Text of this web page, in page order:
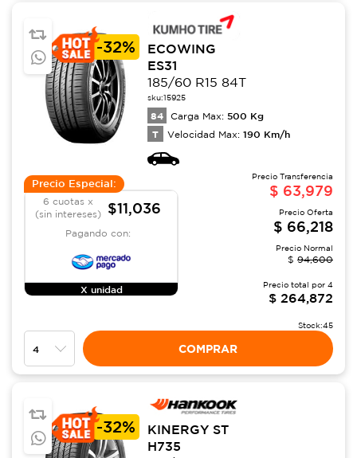
-32%
ECOWING
ES31
185/60 R15 84T
sku:15925
84 Carga Max: 500 Kg
T Velocidad Max: 190 Km/h
Precio Especial:
6 cuotas x
(sin intereses)
$11,036
Pagando con:
X unidad
Precio Transferencia
$ 63,979
Precio Oferta
$ 66,218
Precio Normal
$ 94,600
Precio total por 4
$ 264,872
Stock:45
COMPRAR
-32%
KINERGY ST
H735